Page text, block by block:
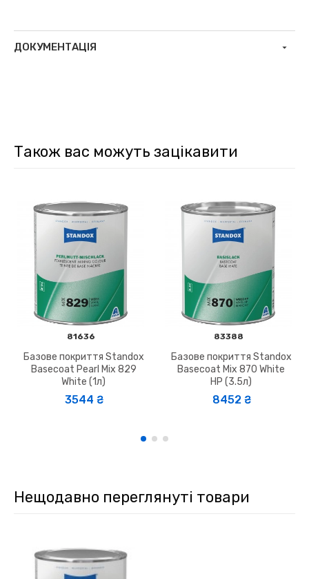
ДОКУМЕНТАЦІЯ
Також вас можуть зацікавити
81636
Базове покриття Standox
Basecoat Pearl Mix 829
White (1л)
3544 ₴
83388
Базове покриття Standox
Basecoat Mix 870 White
HP (3.5л)
8452 ₴
Нещодавно переглянуті товари